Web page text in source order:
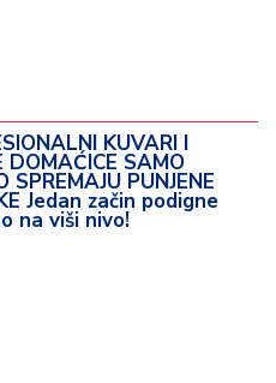
KUVARI I
DOMAĆICE SAMO
SPREMAJU PUNJENE
Jedan začin podigne
na viši nivo!